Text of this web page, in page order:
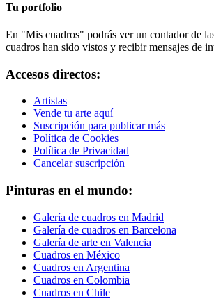
Tu portfolio
En "Mis cuadros" podrás ver un contador de
cuadros han sido vistos y recibir mensajes de
Accesos directos:
Artistas
Vende tu arte aquí
Suscripción para publicar más
Política de Cookies
Política de Privacidad
Cancelar suscripción
Pinturas en el mundo:
Galería de cuadros en Madrid
Galería de cuadros en Barcelona
Galería de arte en Valencia
Cuadros en México
Cuadros en Argentina
Cuadros en Colombia
Cuadros en Chile